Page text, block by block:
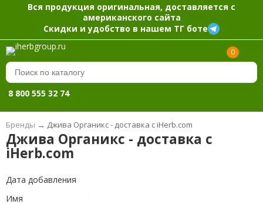
Вся продукция оригинальная, доставляется с
американского сайта
Скидки и удобство в нашем ТГ боте
0
8 800 555 32 74
Бренды → Джива Органикс - доставка с iHerb.com
Джива Органикс - доставка с
iHerb.com
Дата добавления
Имя